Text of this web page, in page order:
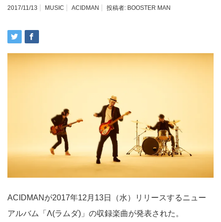
2017/11/13 MUSIC ACIDMAN 投稿者: BOOSTER MAN
ACIDMANが2017年12月13日（水）リリースするニュー
アルバム「Λ(ラムダ)」の収録楽曲が発表された。